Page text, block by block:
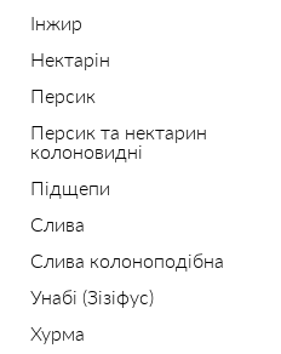
Інжир
Нектарін
Персик
Персик та нектарин
колоновидні
Підщепи
Слива
Слива колоноподібна
Унабі (Зізіфус)
Хурма